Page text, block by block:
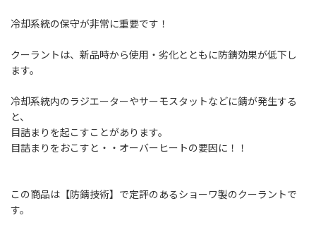
冷却系統の保守が非常に重要です！
クーラントは、新品時から使用・劣化とともに防錆効果が低下し
ます。
冷却系統内のラジエーターやサーモスタットなどに錆が発生する
と、
目詰まりを起こすことがあります。
目詰まりをおこすと・・オーバーヒートの要因に！！
この商品は【防錆技術】で定評のあるショーワ製のクーラントで
す。